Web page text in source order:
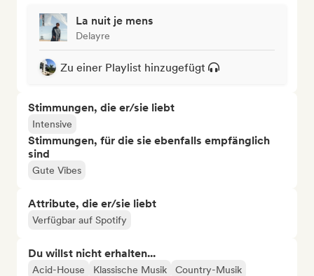
La nuit je mens
Delayre
Zu einer Playlist hinzugefügt
Stimmungen, die er/sie liebt
Intensive
Stimmungen, für die sie ebenfalls empfänglich
sind
Gute Vibes
Attribute, die er/sie liebt
Verfügbar auf Spotify
Du willst nicht erhalten...
Acid-House Klassische Musik
Country-Musik